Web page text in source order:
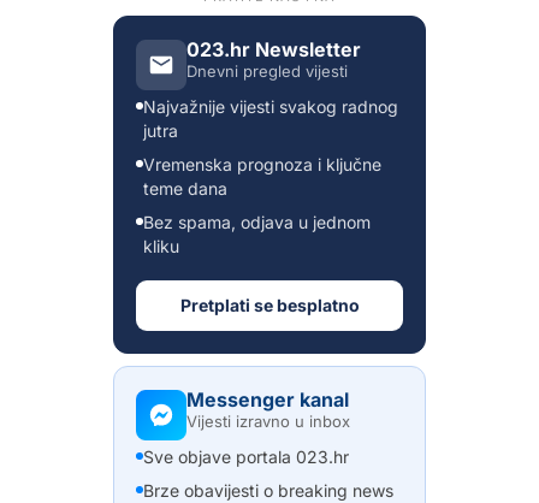
023.hr Newsletter
Dnevni pregled vijesti
Najvažnije vijesti svakog radnog
jutra
Vremenska prognoza i ključne
teme dana
Bez spama, odjava u jednom
kliku
Pretplati se besplatno
Messenger kanal
Vijesti izravno u inbox
Sve objave portala 023.hr
Brze obavijesti o breaking news